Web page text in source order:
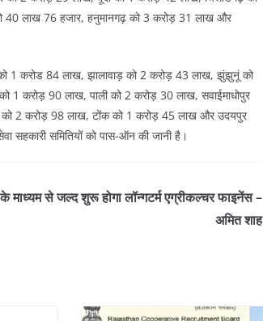
लाख 76 हजार, हनुमानगढ़ को 3 करोड़ 31 लाख और
1 करोड 84 लाख, झालावाड़ को 2 करोड़ 43 लाख, झुंझुनूं को
1 करोड़ 90 लाख, पाली को 2 करोड़ 30 लाख, सवाईमाधोपुर
को 2 करोड़ 98 लाख, टोंक को 1 करोड़ 45 लाख और उदयपुर
समितियों को पास-ऑन की जानी है।
माध्यम से जल्द शुरू होगा लॉन्गटर्म एग्रीकल्चर फाइनेंस –
अमित शाह